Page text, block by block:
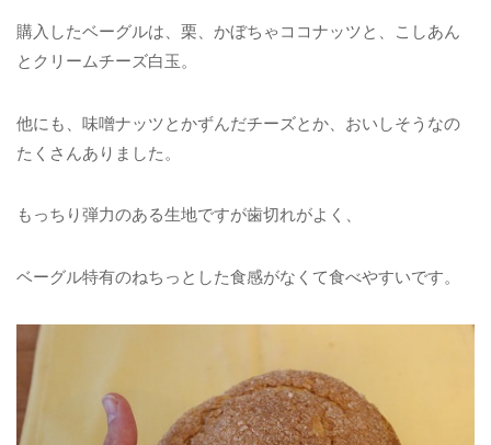
購入したベーグルは、栗、かぼちゃココナッツと、こしあん
とクリームチーズ白玉。
他にも、味噌ナッツとかずんだチーズとか、おいしそうなの
たくさんありました。
もっちり弾力のある生地ですが歯切れがよく、
ベーグル特有のねちっとした食感がなくて食べやすいです。